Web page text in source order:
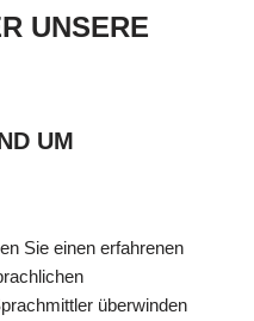
UNSERE
UM
Sie einen erfahrenen
überwinden